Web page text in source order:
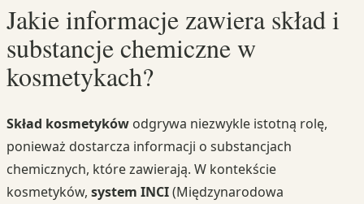
Jakie informacje zawiera skład i
substancje chemiczne w
kosmetykach?
Skład kosmetyków odgrywa niezwykle istotną rolę,
ponieważ dostarcza informacji o substancjach
chemicznych, które zawierają. W kontekście
kosmetyków, system INCI(Międzynarodowa